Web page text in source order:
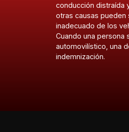
conducción distraída
otras causas pueden
inadecuado de los
Cuando una
automovilístico, una
indemnización.